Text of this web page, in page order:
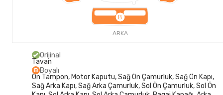
B
ARKA
Orijinal
Tavan
B Boyalı
Ön Tampon, Motor Kaputu, Sağ Ön Çamurluk, Sağ Ön Kapı,
Sağ Arka Kapı, Sağ Arka Çamurluk, Sol Ön Çamurluk, Sol Ön